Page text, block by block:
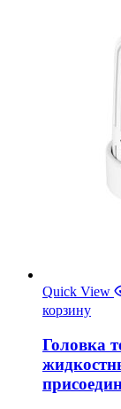
Quick View
корзину
Головка